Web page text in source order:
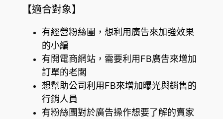
【適合對象】
有經營粉絲團，想利用廣告來加強效果
的小編
有開電商網站，需要利用FB廣告來增加
訂單的老闆
想幫助公司利用FB來增加曝光與銷售的
行銷人員
有粉絲團對於廣告操作想要了解的賣家